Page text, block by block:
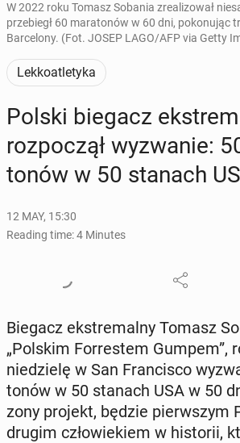
W 2022 roku Tomasz Sobania zrealizował
przebiegł 60 maratonów w 60 dni, pokonując
Barcelony. (Fot. JOSEP LAGO/AFP via Getty
Lekkoatletyka
Polski biegacz
rozpoczął wyzwanie:
tonów w 50 stanach
12 MAY, 15:30
Reading time: 4 Minutes
Biegacz ek­stremal­ny Tomasz
„Polskim For­restem Gumpem”,
niedzielę w San Fran­cis­co
tonów w 50 stanach USA w 50
zony projekt, będzie pier­wszym
drugim człowiekiem w his­torii,